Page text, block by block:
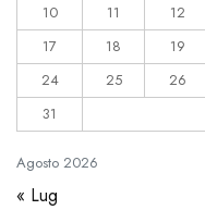
Agosto 2026
10
11 12
17
18 19
24
25 26
31
« Lug